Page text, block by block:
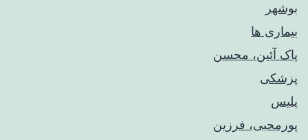
بوشهر
بیماری ها
پاک آئین، محسن
پزشکی
پلیس
پورمحبی، فرزین